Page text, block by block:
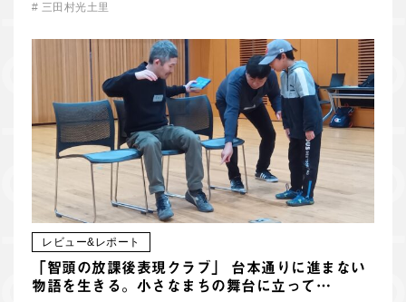
# 三田村光土里
レビュー&レポート
「智頭の放課後表現クラブ」 台本通りに進まない
物語を生きる。小さなまちの舞台に立って…